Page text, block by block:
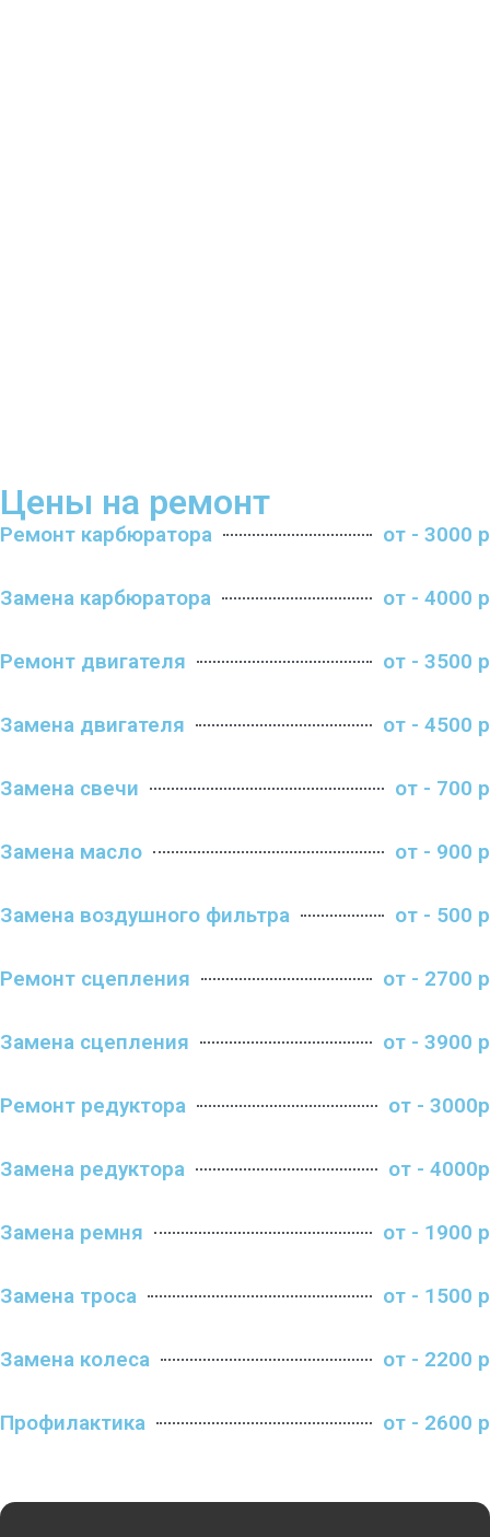
Цены на ремонт
Ремонт карбюратора от - 3000 р
Замена карбюратора от - 4000 р
Ремонт двигателя от - 3500 р
Замена двигателя от - 4500 р
Замена свечи от - 700 р
Замена масло от - 900 р
Замена воздушного фильтра от - 500 р
Ремонт сцепления от - 2700 р
Замена сцепления от - 3900 р
Ремонт редуктора от - 3000р
Замена редуктора от - 4000р
Замена ремня от - 1900 р
Замена троса от - 1500 р
Замена колеса от - 2200 р
Профилактика от - 2600 р